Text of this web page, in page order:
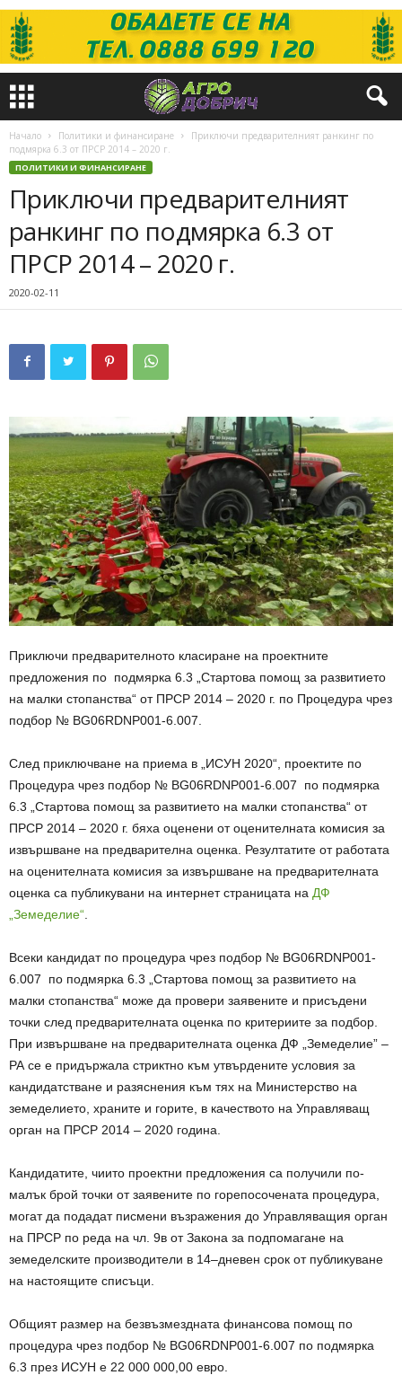
Начало Политики и финансиране
Приключи предварителният ранкинг по
подмярка 6.3 от ПРСР 2014 – 2020 г.
ПОЛИТИКИ И ФИНАНСИРАНЕ
Приключи предварителният
ранкинг по подмярка 6.3 от
ПРСР 2014 – 2020 г.
2020-02-11
Приключи предварителното класиране на проектните
предложения по подмярка 6.3 „Стартова помощ за развитието
на малки стопанства“ от ПРСР 2014 – 2020 г. по Процедура чрез
подбор № BG06RDNP001-6.007.
След приключване на приема в „ИСУН 2020“, проектите по
Процедура чрез подбор № BG06RDNP001-6.007 по подмярка
6.3 „Стартова помощ за развитието на малки стопанства“ от
ПРСР 2014 – 2020 г. бяха оценени от оценителната комисия за
извършване на предварителна оценка. Резултатите от работата
на оценителната комисия за извършване на предварителната
оценка са публикувани на интернет страницата на ДФ
„Земеделие“
Всеки кандидат по процедура чрез подбор № BG06RDNP001-
6.007 по подмярка 6.3 „Стартова помощ за развитието на
малки стопанства“ може да провери заявените и присъдени
точки след предварителната оценка по критериите за подбор.
При извършване на предварителната оценка ДФ „Земеделие” –
РА се е придържала стриктно към утвърдените условия за
кандидатстване и разяснения към тях на Министерство на
земеделието, храните и горите, в качеството на Управляващ
орган на ПРСР 2014 – 2020 година.
Кандидатите, чиито проектни предложения са получили по-
малък брой точки от заявените по горепосочената процедура,
могат да подадат писмени възражения до Управляващия орган
на ПРСР по реда на чл. 9в от Закона за подпомагане на
земеделските производители в 14–дневен срок от публикуване
на настоящите списъци.
Общият размер на безвъзмездната финансова помощ по
процедура чрез подбор № BG06RDNP001-6.007 по подмярка
6.3 през ИСУН е 22 000 000,00 евро.